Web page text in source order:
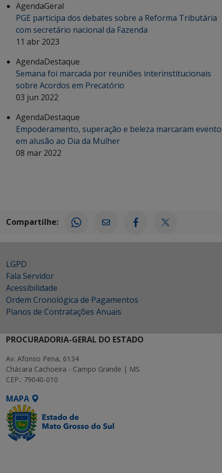
AgendaGeral
PGE participa dos debates sobre a Reforma Tributária
com secretário nacional da Fazenda
11 abr 2023
AgendaDestaque
Semana foi marcada por reuniões interinstitucionais
sobre Acordos em Precatório
03 jun 2022
AgendaDestaque
Empoderamento, superação e beleza marcaram evento
em alusão ao Dia da Mulher
08 mar 2022
Compartilhe:
LGPD
Fala Servidor
Acessibilidade
Ordem Cronológica de Pagamentos
Planos de Contratações Anuais
PROCURADORIA-GERAL DO ESTADO
Av. Afonso Pena, 6134
Chácara Cachoeira - Campo Grande | MS
CEP.: 79040-010
MAPA